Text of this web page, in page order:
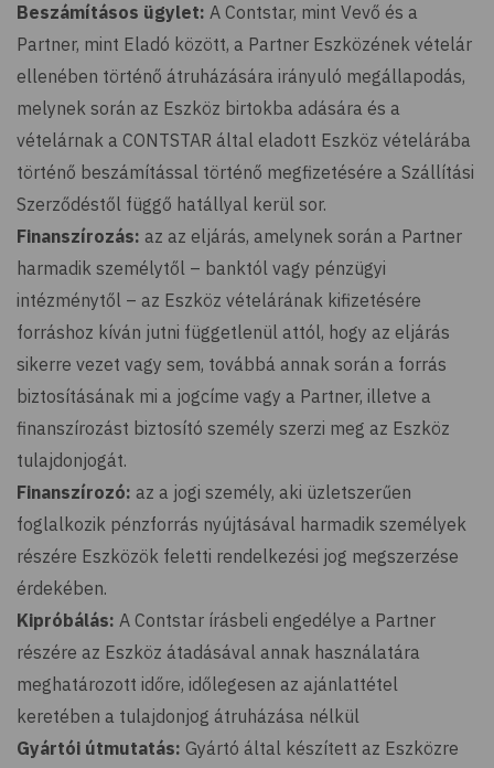
Beszámításos ügylet: A Contstar, mint Vevő és a
Partner, mint Eladó között, a Partner Eszközének vételár
ellenében történő átruházására irányuló megállapodás,
melynek során az Eszköz birtokba adására és a
vételárnak a CONTSTAR által eladott Eszköz vételárába
történő beszámítással történő megfizetésére a Szállítási
Szerződéstől függő hatállyal kerül sor.
Finanszírozás: az az eljárás, amelynek során a Partner
harmadik személytől – banktól vagy pénzügyi
intézménytől – az Eszköz vételárának kifizetésére
forráshoz kíván jutni függetlenül attól, hogy az eljárás
sikerre vezet vagy sem, továbbá annak során a forrás
biztosításának mi a jogcíme vagy a Partner, illetve a
finanszírozást biztosító személy szerzi meg az Eszköz
tulajdonjogát.
Finanszírozó: az a jogi személy, aki üzletszerűen
foglalkozik pénzforrás nyújtásával harmadik személyek
részére Eszközök feletti rendelkezési jog megszerzése
érdekében.
Kipróbálás: A Contstar írásbeli engedélye a Partner
részére az Eszköz átadásával annak használatára
meghatározott időre, időlegesen az ajánlattétel
keretében a tulajdonjog átruházása nélkül
Gyártói útmutatás: Gyártó által készített az Eszközre